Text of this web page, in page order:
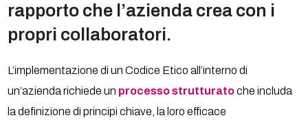
rapporto che l’azienda crea con i
propri collaboratori.
L’implementazione di un Codice Etico all’interno di
un’azienda richiede un processo strutturatoche includa
la definizione di principi chiave, la loro efficace